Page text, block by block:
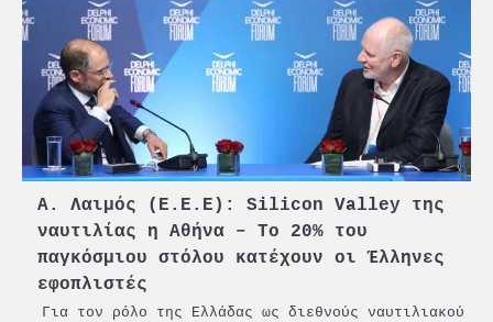
Α. Λαιμός (Ε.Ε.Ε): Silicon Valley της
ναυτιλίας η Αθήνα – Το 20% του
παγκόσμιου στόλου κατέχουν οι Έλληνες
εφοπλιστές
Για τον ρόλο της Ελλάδας ως διεθνούς ναυτιλιακού